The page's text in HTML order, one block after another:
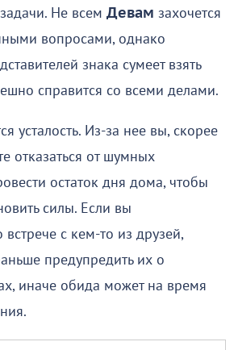
Не всем Девам захочется
вопросами, однако
знака сумеет взять
справится со всеми делами.
усталость. Из-за нее вы, скорее
отказаться от шумных
остаток дня дома, чтобы
силы. Если вы
встрече с кем-то из друзей,
предупредить их о
иначе обида может на время